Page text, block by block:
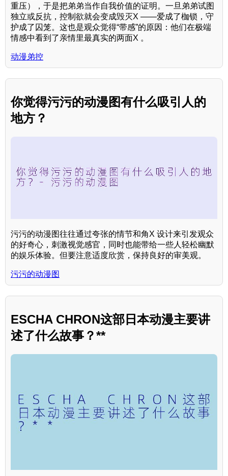
重压），于是把弟弟当作自我价值的证明。一旦弟弟试图
独立或反抗，控制欲就会变成毁灭X ——爱成了枷锁，守
护成了囚笼。这也是观众觉得“带感”的原因：他们在极端
情感中看到了亲情里最真实的两面X 。
动漫弟控
你觉得污污的动漫图有什么吸引人的
地方？
污污的动漫图往往通过夸张的情节和角X 设计来引发观众
的好奇心，刺激视觉感官，同时也能带给一些人轻松幽默
的娱乐体验。但要注意适度欣赏，保持良好的审美观。
污污的动漫图
ESCHA CHRON这部日本动漫主要讲
述了什么故事？**